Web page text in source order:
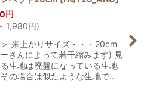
円
～1,980円)
来上がりサイズ・・・20cm
さんによって若干縮みます) 見
生地は廃盤になっている生地
の場合は似たような生地で…